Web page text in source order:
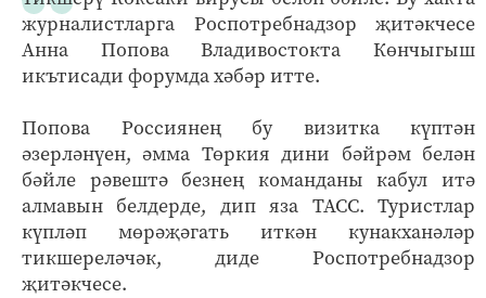
журналистларга Роспотребнадзор җитәкчесе
Анна Попова Владивостокта Көнчыгыш
икътисади форумда хәбәр итте.
Попова Россиянең бу визитка күптән
әзерләнүен, әмма Төркия дини бәйрәм белән
бәйле рәвештә безнең команданы кабул итә
алмавын белдерде, дип яза ТАСС. Туристлар
күпләп мөрәҗәгать иткән кунакханәләр
тикшереләчәк, диде Роспотребнадзор
җитәкчесе.